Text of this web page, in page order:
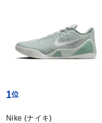
1
Nike (ナイキ)